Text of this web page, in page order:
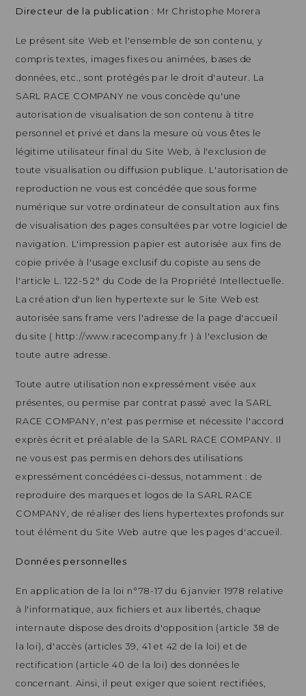
Directeur de la publication : Mr Christophe Morera
Le présent site Web et l'ensemble de son contenu, y
compris textes, images fixes ou animées, bases de
données, etc., sont protégés par le droit d'auteur. La
SARL RACE COMPANY ne vous concède qu'une
autorisation de visualisation de son contenu à titre
personnel et privé et dans la mesure où vous êtes le
légitime utilisateur final du Site Web, à l'exclusion de
toute visualisation ou diffusion publique. L'autorisation de
reproduction ne vous est concédée que sous forme
numérique sur votre ordinateur de consultation aux fins
de visualisation des pages consultées par votre logiciel de
navigation. L'impression papier est autorisée aux fins de
copie privée à l'usage exclusif du copiste au sens de
l'article L. 122-5 2° du Code de la Propriété Intellectuelle.
La création d'un lien hypertexte sur le Site Web est
autorisée sans frame vers l'adresse de la page d'accueil
du site ( http://www.racecompany.fr ) à l'exclusion de
toute autre adresse.
Toute autre utilisation non expressément visée aux
présentes, ou permise par contrat passé avec la SARL
RACE COMPANY, n'est pas permise et nécessite l'accord
exprès écrit et préalable de la SARL RACE COMPANY. Il
ne vous est pas permis en dehors des utilisations
expressément concédées ci-dessus, notamment : de
reproduire des marques et logos de la SARL RACE
COMPANY, de réaliser des liens hypertextes profonds sur
tout élément du Site Web autre que les pages d'accueil.
Données personnelles
En application de la loi n°78-17 du 6 janvier 1978 relative
à l'informatique, aux fichiers et aux libertés, chaque
internaute dispose des droits d'opposition (article 38 de
la loi), d'accès (articles 39, 41 et 42 de la loi) et de
rectification (article 40 de la loi) des données le
concernant. Ainsi, il peut exiger que soient rectifiées,